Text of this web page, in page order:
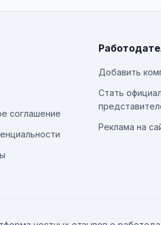
соглашение
Добавить
Стать
Реклама на